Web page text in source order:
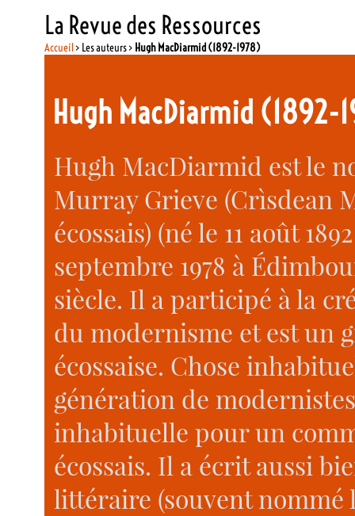
La Revue des Ressources
Accueil> Les auteurs > Hugh MacDiarmid (1892-1978)
Hugh MacDiarmid (1892-
Hugh MacDiarmid est le
Murray Grieve (Crìsdean
écossais) (né le 11 août
septembre 1978 à
siècle. Il a participé à la
du modernisme et est un
écossaise. Chose
génération de
inhabituelle pour un
écossais. Il a écrit aussi
littéraire (souvent nommé